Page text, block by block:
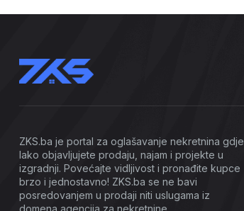
ZKS.ba je portal za oglašavanje nekretnina gdje
lako objavljujete prodaju, najam i projekte u
izgradnji. Povećajte vidljivost i pronađite kupce
brzo i jednostavno! ZKS.ba se ne bavi
posredovanjem u prodaji niti uslugama iz
domena agencija za nekretnine.